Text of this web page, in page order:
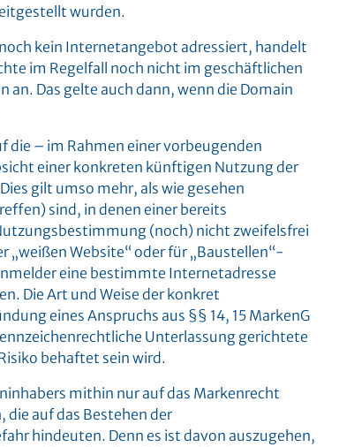
wurden.
kein Internetangebot adressiert, handelt
im Regelfall noch nicht im geschäftlichen
an. Das gelte auch dann, wenn die Domain
die – im Rahmen einer vorbeugenden
einer konkreten künftigen Nutzung der
gilt umso mehr, als wie gesehen
sind, in denen einer bereits
(noch) nicht zweifelsfrei
„weißen Website“ oder für „Baustellen“-
eine bestimmte Internetadresse
Die Art und Weise der konkret
eines Anspruchs aus §§ 14, 15 MarkenG
Unterlassung gerichtete
behaftet sein wird.
mithin nur auf das Markenrecht
auf das Bestehen der
hindeuten. Denn es ist davon auszugehen,